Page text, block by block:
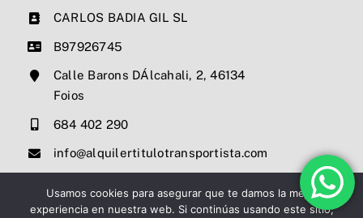
Precios
Contacto
CARLOS BADIA GIL SL
B97926745
Calle Barons DÁlcahali, 2, 46134
Foios
684 402 290
info@alquilertitulotransportista.com
Usamos cookies para asegurar que te damos la mejor
experiencia en nuestra web. Si continúas usando este sitio,